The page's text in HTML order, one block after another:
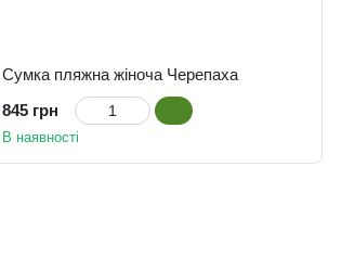
Сумка пляжна жіноча Черепаха
845 грн
В наявності